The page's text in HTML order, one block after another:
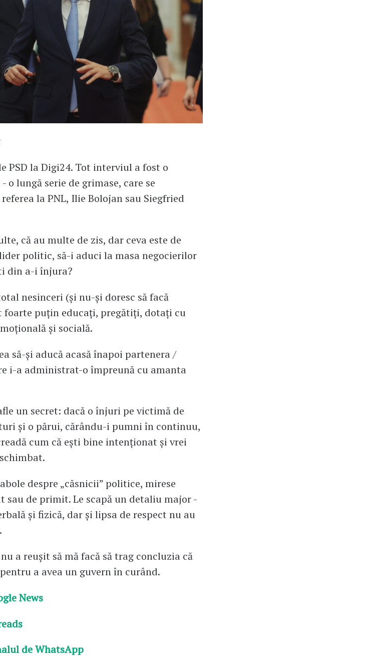
PSD la Digi24. Tot interviul a fost o
o lungă serie de grimase, care se
la PNL, Ilie Bolojan sau Siegfried
că au multe de zis, dar ceva este de
politic, să-i aduci la masa negocierilor
din a-i înjura?
nesinceri (și nu-și doresc să facă
foarte puțin educați, pregătiți, dotați cu
și socială.
să-și aducă acasă înapoi partenera /
i-a administrat-o împreună cu amanta
un secret: dacă o înjuri pe victimă de
și o părui, cărându-i pumni în continuu,
cum că ești bine intenționat și vrei
despre „căsnicii” politice, mirese
sau de primit. Le scapă un detaliu major -
și fizică, dar și lipsa de respect nu au
a reușit să mă facă să trag concluzia că
a avea un guvern în curând.
News
de WhatsApp